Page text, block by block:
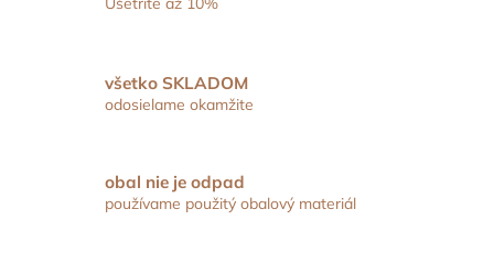
všetko SKLADOM
odosielame okamžite
obal nie je odpad
používame použitý obalový materiál